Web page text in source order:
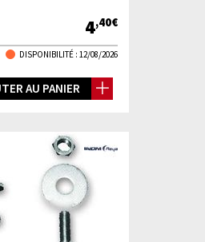
4,40€
DISPONIBILITÉ : 12/08/2026
AU PANIER